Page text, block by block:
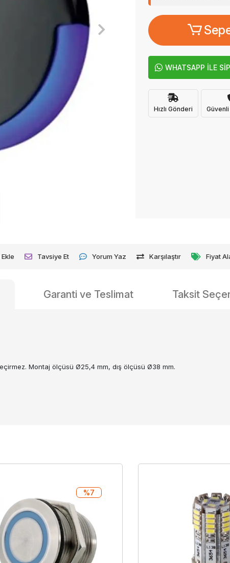
WHATSAPP İLE
Hızlı Gönderi Güvenli
Tavsiye Et Yorum Yaz Karşılaştır Fiyat
Garanti ve Teslimat Taksit
Montaj ölçüsü Ø25,4 mm, dış ölçüsü Ø38 mm.
%7